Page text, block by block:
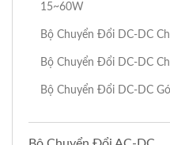
15~60W
Bộ Chuyển Đổi DC-DC
Bộ Chuyển Đổi DC-DC
Bộ Chuyển Đổi DC-DC